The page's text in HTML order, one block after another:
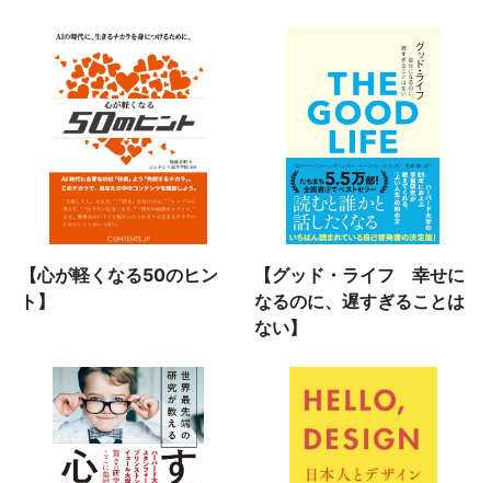
【心が軽くなる50のヒン
ト】
【グッド・ライフ 幸せに
なるのに、遅すぎることは
ない】